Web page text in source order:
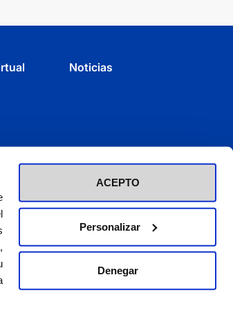
ACEPTO
Personalizar
Denegar
Noticias
de Fundaciones con el nº 60 / CIF (G-28423275)
una obra de la Asociación Católica de Propagandistas